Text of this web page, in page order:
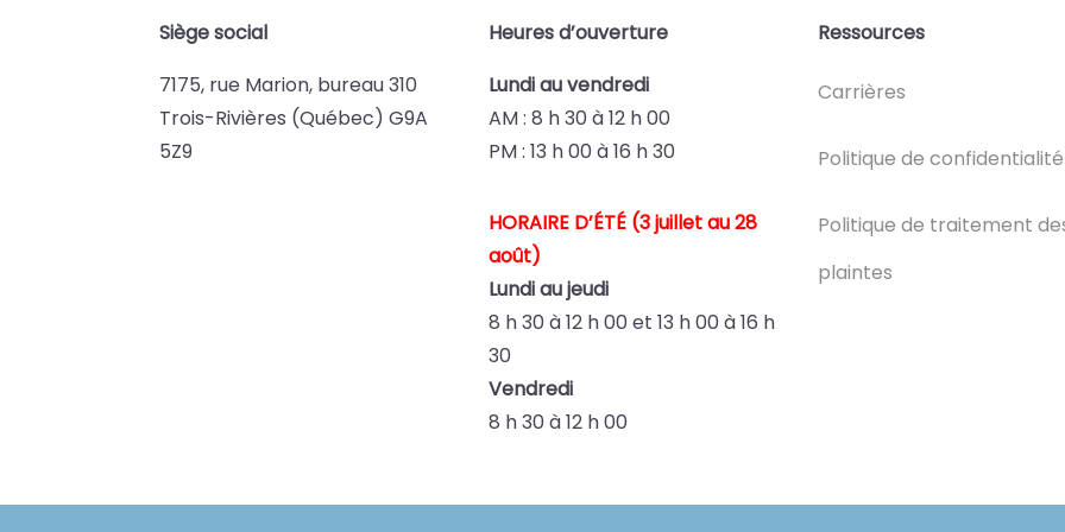
Siège social
7175, rue Marion, bureau 310
Trois-Rivières (Québec) G9A
5Z9
Heures d’ouverture
Lundi au vendredi
AM : 8 h 30 à 12 h 00
PM : 13 h 00 à 16 h 30
HORAIRE D’ÉTÉ (3 juillet au 28
août)
Lundi au jeudi
8 h 30 à 12 h 00 et13 h 00 à 16 h
30
Vendredi
8 h 30 à 12 h 00
Ressources
Carrières
Politique de confidentialité
Politique de traitement
plaintes